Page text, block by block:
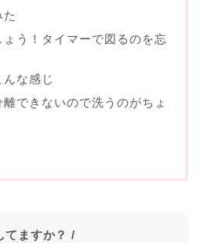
う！タイマーで図るのを忘
な感じ
できないので洗うのがちょ
てますか？ /